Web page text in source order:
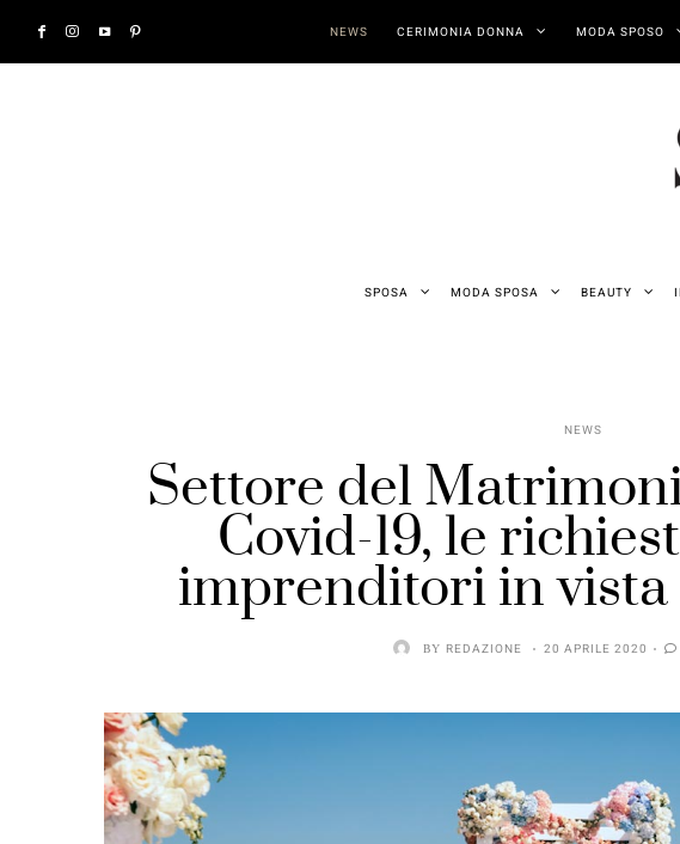
NEWS CERIMONIA DONNA MODA SPOSO
SPOSA MODA SPOSA BEAUTY
NEWS
Settore del
Covid-19, le
imprenditori in vista
BY REDAZIONE 20 APRILE 2020